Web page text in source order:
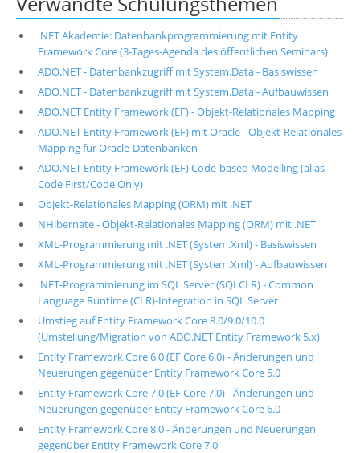
.NET Akademie: Datenbankprogrammierung mit Entity
Framework Core (3-Tages-Agenda des öffentlichen Seminars)
ADO.NET - Datenbankzugriff mit System.Data - Basiswissen
ADO.NET - Datenbankzugriff mit System.Data - Aufbauwissen
ADO.NET Entity Framework (EF) - Objekt-Relationales Mapping
ADO.NET Entity Framework (EF) mit Oracle - Objekt-Relationales
Mapping für Oracle-Datenbanken
ADO.NET Entity Framework (EF) Code-based Modelling (alias
Code First/Code Only)
Objekt-Relationales Mapping (ORM) mit .NET
NHibernate - Objekt-Relationales Mapping (ORM) mit .NET
XML-Programmierung mit .NET (System.Xml) - Basiswissen
XML-Programmierung mit .NET (System.Xml) - Aufbauwissen
.NET-Programmierung im SQL Server (SQLCLR) - Common
Language Runtime (CLR)-Integration in SQL Server
Umstieg auf Entity Framework Core 8.0/9.0/10.0
(Umstellung/Migration von ADO.NET Entity Framework 5.x)
Entity Framework Core 6.0 (EF Core 6.0) - Änderungen und
Neuerungen gegenüber Entity Framework Core 5.0
Entity Framework Core 7.0 (EF Core 7.0) - Änderungen und
Neuerungen gegenüber Entity Framework Core 6.0
Entity Framework Core 8.0 - Änderungen und Neuerungen
gegenüber Entity Framework Core 7.0